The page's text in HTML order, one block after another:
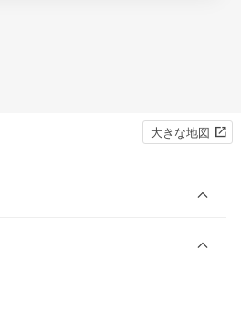
大きな地図